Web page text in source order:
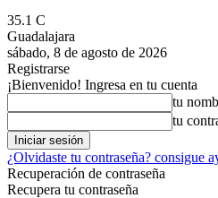
35.1 C
Guadalajara
sábado, 8 de agosto de 2026
Registrarse
¡Bienvenido! Ingresa en tu cuenta
tu
tu
¿Olvidaste tu contraseña? consigue
Recuperación de contraseña
Recupera tu contraseña